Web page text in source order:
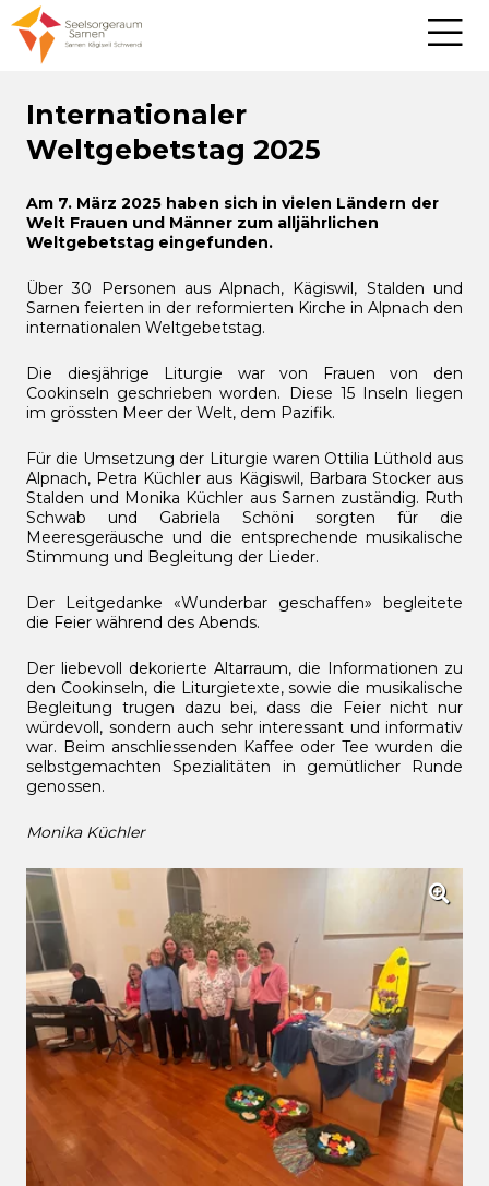
Internationaler
Weltgebetstag 2025
Am 7. März 2025 haben sich in vielen Ländern der
Welt Frauen und Männer zum alljährlichen
Weltgebetstag eingefunden.
Über 30 Personen aus Alpnach, Kägiswil, Stalden und
Sarnen feierten in der reformierten Kirche in Alpnach den
internationalen Weltgebetstag.
Die diesjährige Liturgie war von Frauen von den
Cookinseln geschrieben worden. Diese 15 Inseln liegen
im grössten Meer der Welt, dem Pazifik.
Für die Umsetzung der Liturgie waren Ottilia Lüthold aus
Alpnach, Petra Küchler aus Kägiswil, Barbara Stocker aus
Stalden und Monika Küchler aus Sarnen zuständig. Ruth
Schwab und Gabriela Schöni sorgten für die
Meeresgeräusche und die entsprechende musikalische
Stimmung und Begleitung der Lieder.
Der Leitgedanke «Wunderbar geschaffen» begleitete
die Feier während des Abends.
Der liebevoll dekorierte Altarraum, die Informationen zu
den Cookinseln, die Liturgietexte, sowie die musikalische
Begleitung trugen dazu bei, dass die Feier nicht nur
würdevoll, sondern auch sehr interessant und informativ
war. Beim anschliessenden Kaffee oder Tee wurden die
selbstgemachten Spezialitäten in gemütlicher Runde
genossen.
Monika Küchler